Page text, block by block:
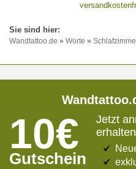
Wandtattoo.de » Worte »
10€
Gutschein
Jetzt